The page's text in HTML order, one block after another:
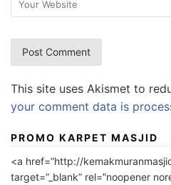
This site uses Akismet to
your comment data is
PROMO KARPET MASJID
<a href=”http://
target=”_blank” rel=”noopener